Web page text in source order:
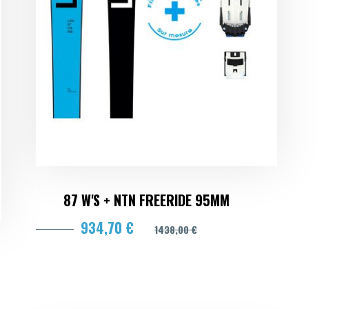
87 W'S + NTN FREERIDE 95MM
934,70 €
1438,00 €